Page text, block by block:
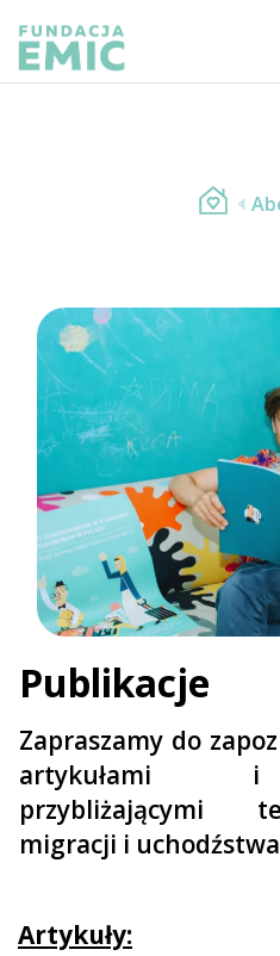
Publikacje
Zapraszamy do
artykułami i
przybliżającymi
migracji i
Artykuły: